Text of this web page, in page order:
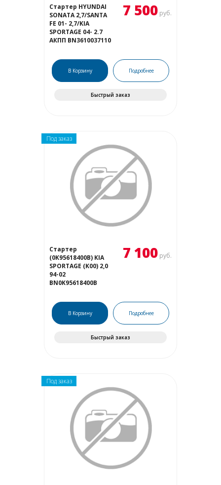
Стартер HYUNDAI
SONATA 2,7/SANTA
FE 01- 2,7/KIA
SPORTAGE 04- 2.7
АКПП BN3610037110
7 500 руб.
В Корзину Подробнее
Быстрый заказ
Под заказ
Стартер
(0K95618400B) KIA
SPORTAGE (K00) 2,0
94-02
BN0K95618400B
7 100 руб.
В Корзину Подробнее
Быстрый заказ
Под заказ